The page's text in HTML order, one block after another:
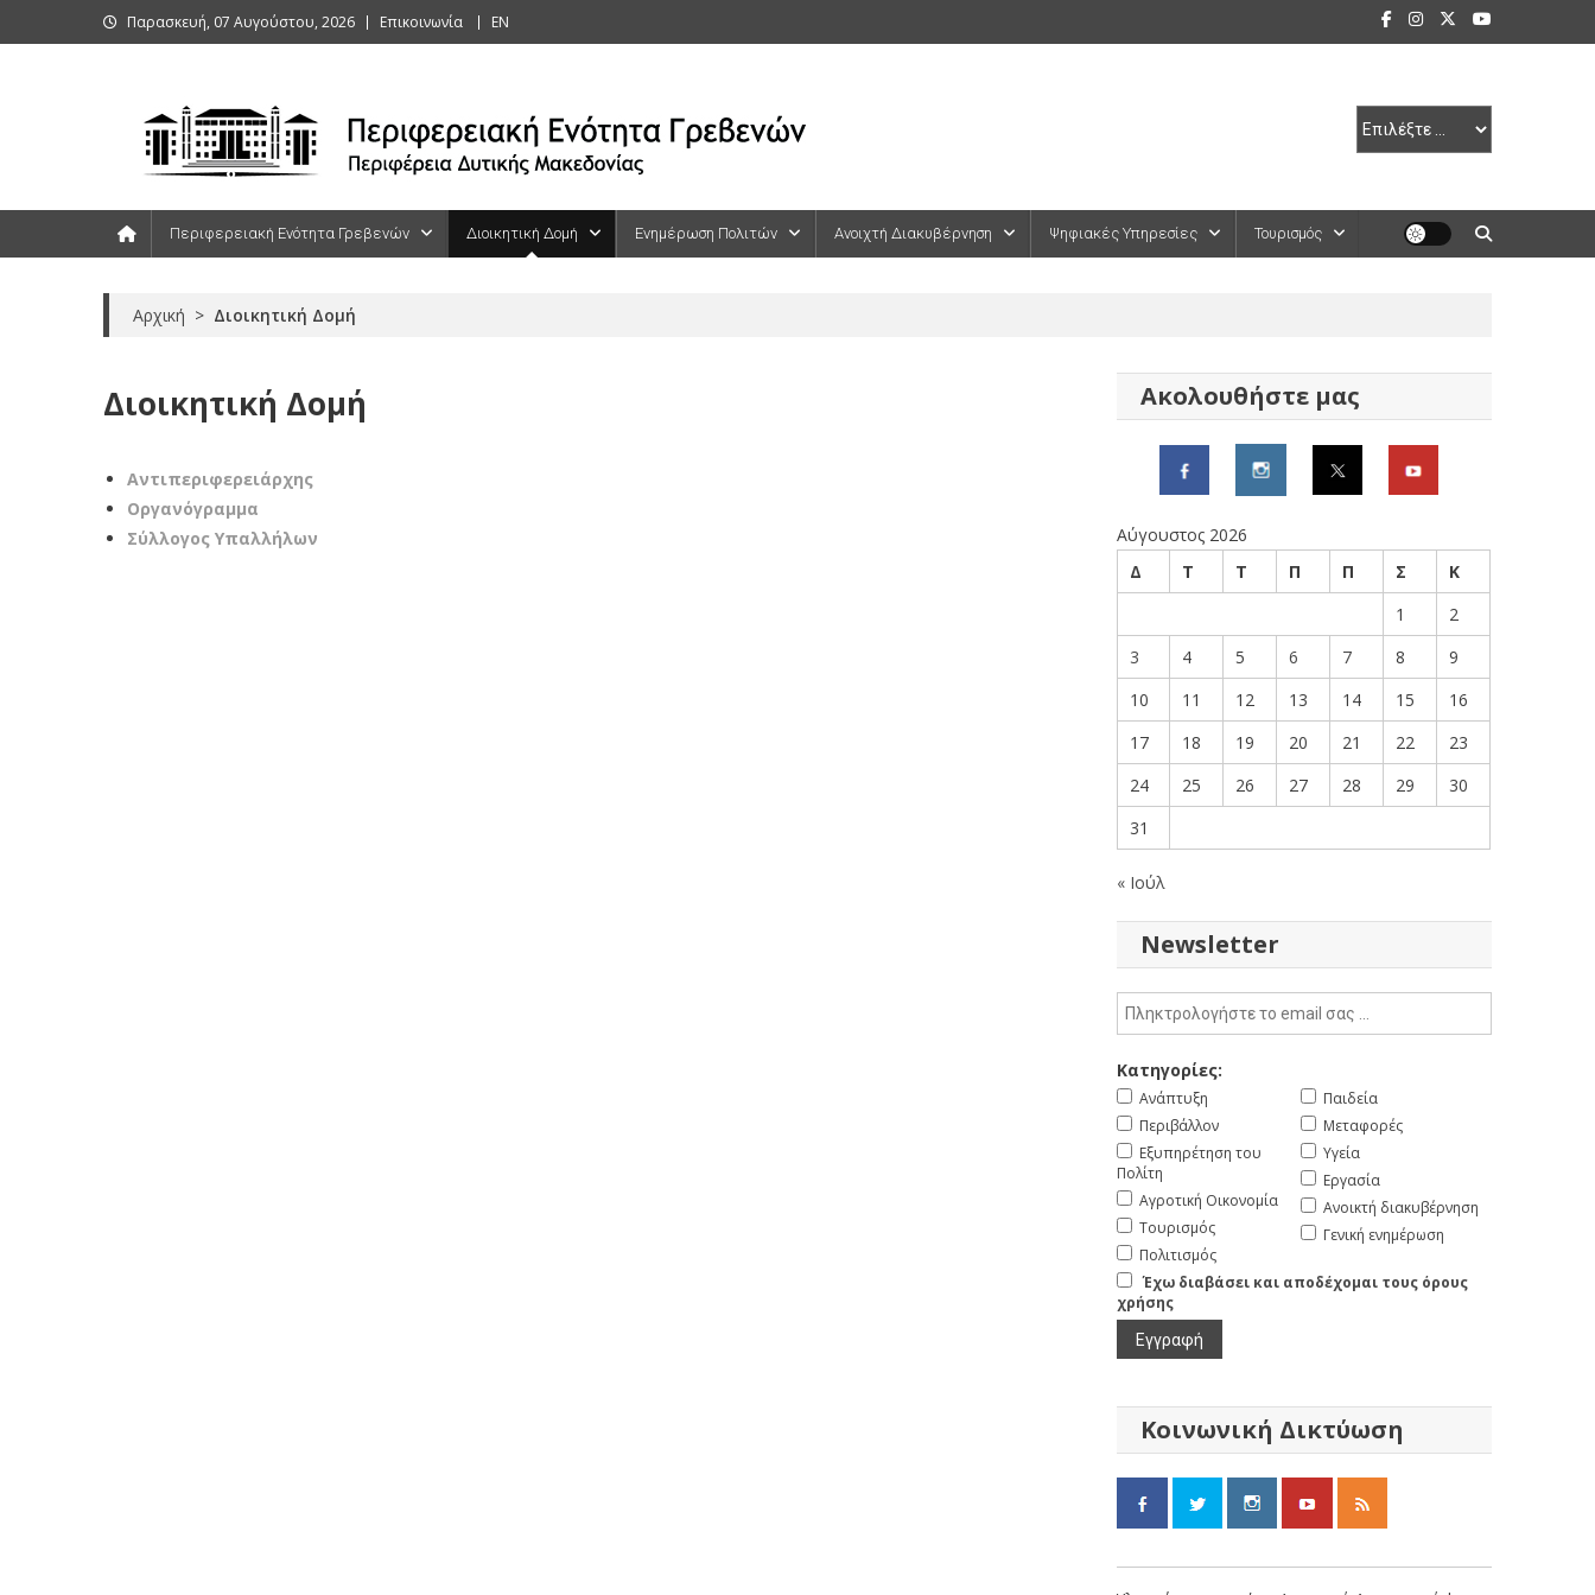
to
Παρασκευή, 07 Αυγούστου, 2026 Επικοινωνία ΕΝ
Περιφερειακή Ενότητα Γρεβενών Διοικητική Δομή Ενημέρωση Πολιτών Ανοιχτή Διακυβέρνηση Ψηφιακές Υπηρεσίες Τουρισμός
Αρχική > Διοικητική Δομή
Διοικητική Δομή
Αντιπεριφερειάρχης
Οργανόγραμμα
Σύλλογος Υπαλλήλων
Ακολουθήστε μας
Αύγουστος 2026
Δ
Τ Τ Π Π Σ
Κ
1
2
3
4 5 6 7 8
9
10
11 12 13 14 15
16
17
18 19 20 21 22
23
24
25 26 27 28 29
30
31
« Ιούλ
Newsletter
Κατηγορίες:
Ανάπτυξη
Περιβάλλον
Εξυπηρέτηση του
Πολίτη
Αγροτική Οικονομία
Τουρισμός
Πολιτισμός
Παιδεία
Μεταφορές
Υγεία
Εργασία
Ανοικτή διακυβέρνηση
Γενική ενημέρωση
Έχω διαβάσει και αποδέχομαι τους όρους
χρήσης
Κοινωνική Δικτύωση